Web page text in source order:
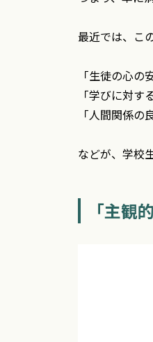
最近では、こ
「生徒の心の
「学びに対す
「人間関係の
などが、学校
「主観